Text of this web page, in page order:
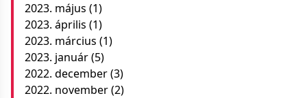
2023. május (1)
2023. április (1)
2023. március (1)
2023. január(5)
2022. december(3)
2022. november(2)